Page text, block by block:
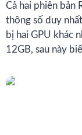
Cả hai phiên bản
thông số duy
bị hai GPU khác
12GB, sau này